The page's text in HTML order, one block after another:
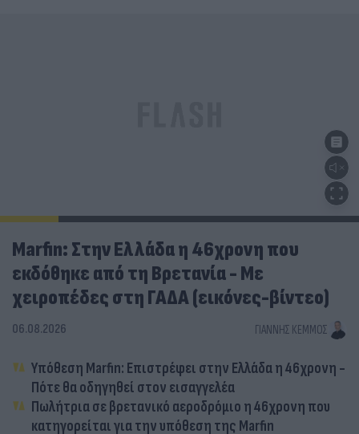
Marfin: Στην Ελλάδα η 46χρονη που
εκδόθηκε από τη Βρετανία - Με
χειροπέδες στη ΓΑΔΑ (εικόνες-βίντεο)
06.08.2026 ΓΙΆΝΝΗΣ ΚΈΜΜΟΣ
Υπόθεση Marfin: Επιστρέφει στην Ελλάδα η 46χρονη -
Πότε θα οδηγηθεί στον εισαγγελέα
Πωλήτρια σε βρετανικό αεροδρόμιο η 46χρονη που
κατηγορείται για την υπόθεση της Marfin